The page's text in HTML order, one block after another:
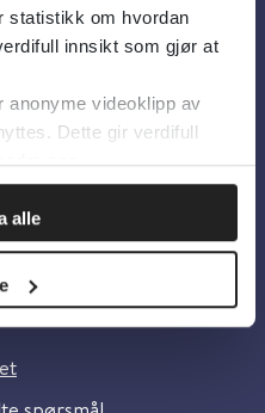
statistikk om hvordan
innsikt som gjør at
anonyme videoklipp av
Dette gir verdifull
oss.
alle